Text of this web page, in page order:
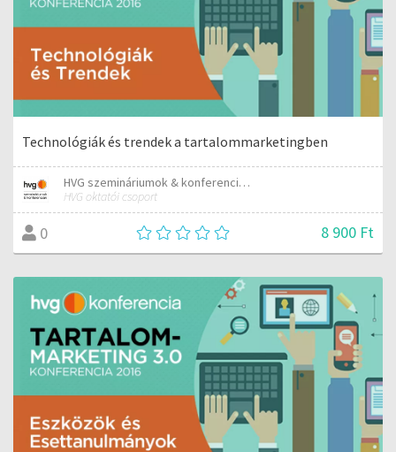
Technológiák és trendek a tartalommarketingben
HVG szemináriumok & konferenciák
HVG oktatói csoport
0 8 900 Ft